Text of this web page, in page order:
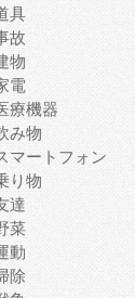
具
故
物
電
療機器
み物
マートフォン
り物
達
菜
動
除